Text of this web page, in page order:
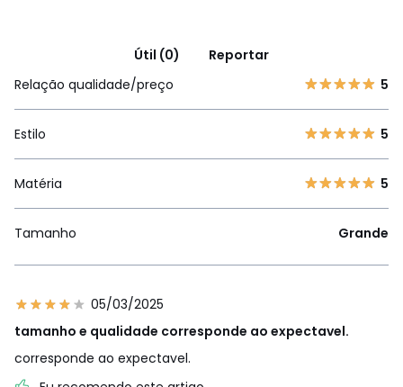
Útil (0)
Reportar
Relação qualidade/preço
5
Estilo 5
Matéria 5
Tamanho Grande
05/03/2025
tamanho e qualidade corresponde ao expectavel.
corresponde ao expectavel.